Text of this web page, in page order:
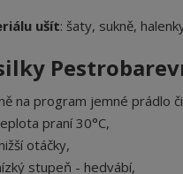
ušít: šaty, sukně,
na program jemné prádlo
praní 30°C,
otáčky,
stupeň - hedvábí,